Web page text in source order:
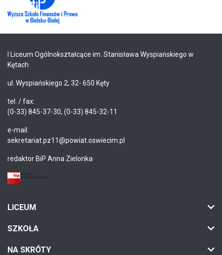
I Liceum Ogólnokształcące im. Stanisława Wyspiańskiego w
Kętach
ul. Wyspiańskiego 2, 32- 650 Kęty
tel. / fax:
(0-33) 845-37-30, (0-33) 845-32-11
e-mail:
sekretariat.pz11@powiat.oswiecim.pl
redaktor BiP Anna Zielonka
LICEUM
SZKOŁA
NA SKRÓTY